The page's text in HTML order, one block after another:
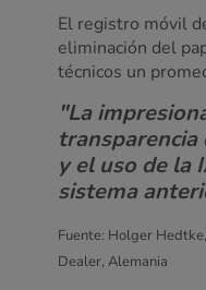
El registro móvil
eliminación del
técnicos un
"La
transparencia
y el uso de la
sistema
Fuente: Holger
Dealer, Alemania